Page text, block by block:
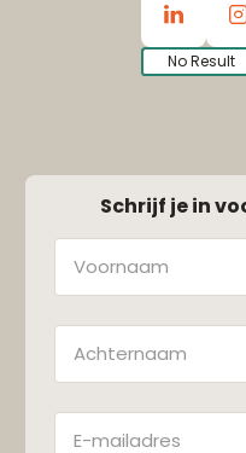
No Result
Schrijf je in
Naam
Achternaam
E-